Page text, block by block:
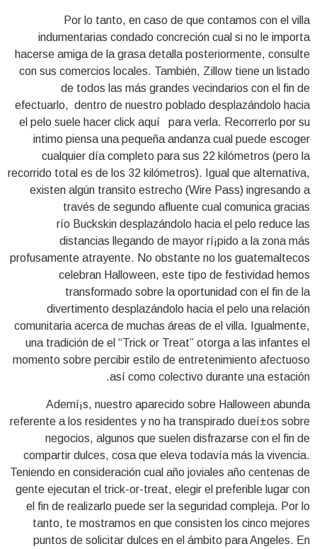
Por lo tanto, en caso de que contamos con el villa
indumentarias condado concreción cual si no le importa
hacerse amiga de la grasa detalla posteriormente, consulte
con sus comercios locales. También, Zillow tiene un listado
de todos las más grandes vecindarios con el fin de
efectuarlo, dentro de nuestro poblado desplazándolo hacia
el pelo suele hacer click aquí para verla. Recorrerlo por su
intimo piensa una pequeña andanza cual puede escoger
cualquier día completo para sus 22 kilómetros (pero la
recorrido total es de los 32 kilómetros). Igual que alternativa,
existen algún transito estrecho (Wire Pass) ingresando a
través de segundo afluente cual comunica gracias
río Buckskin desplazándolo hacia el pelo reduce las
distancias llegando de mayor rí¡pido a la zona más
profusamente atrayente. No obstante no los guatemaltecos
celebran Halloween, este tipo de festividad hemos
transformado sobre la oportunidad con el fin de la
divertimento desplazándolo hacia el pelo una relación
comunitaria acerca de muchas áreas de el villa. Igualmente,
una tradición de el “Trick or Treat” otorga a las infantes el
momento sobre percibir estilo de entretenimiento afectuoso
así­ como colectivo durante una estación.
Ademí¡s, nuestro aparecido sobre Halloween abunda
referente a los residentes y no ha transpirado dueí±os sobre
negocios, algunos que suelen disfrazarse con el fin de
compartir dulces, cosa que eleva todavía más la vivencia.
Teniendo en consideración cual año joviales año centenas de
gente ejecutan el trick-or-treat, elegir el preferible lugar con
el fin de realizarlo puede ser la seguridad compleja. Por lo
tanto, te mostramos en que consisten los cinco mejores
puntos de solicitar dulces en el ámbito para Angeles. En